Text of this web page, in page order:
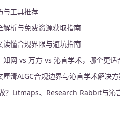
与工具推荐
析与免费资源获取指南
懂合规界限与避坑指南
网 vs 万方 vs 沁言学术，哪个更
清AIGC合规边界与沁言学术解决
？Litmaps、Research Rabbit与沁